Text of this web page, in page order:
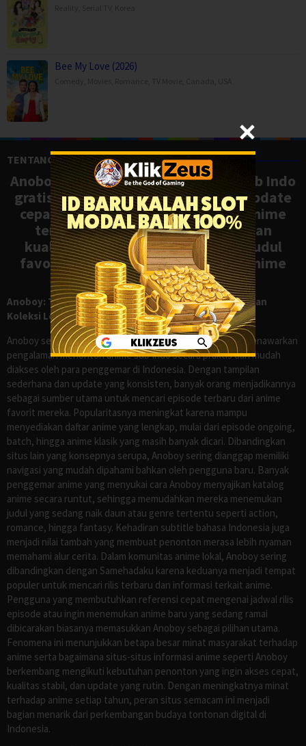
Bee My Love (2026)
TENTANG ANOBOY
Anoboy adalah situs nonton anime sub Indo
gratis dengan koleksi lengkap dan update
cepat, mirip Samehadaku. Tonton anime
terbaru, ongoing, dan batch dengan
kualitas HD tanpa ribet. Temukan judul
favoritmu dan nikmati streaming anime
terbaik kapan saja.
Anoboy: Tempat Nonton Anime Sub Indo Gratis dengan
Koleksi Lengkap seperti Samehadaku
Anoboy sejak lama dikenal sebagai salah satu situs yang menawarkan
pengalaman menonton anime sub Indo secara praktis dan mudah
diakses oleh para penggemar di Indonesia. Dengan tampilan
sederhana dan update yang konsisten, banyak orang menjadikannya
sebagai sumber utama untuk mencari episode terbaru dari anime
favorit mereka. Popularitasnya meningkat karena mampu
menyediakan daftar anime yang lengkap, mulai dari episode ongoing,
batch, hingga anime klasik yang masih banyak dicari. Dibandingkan
situs lain yang konsepnya serupa, Anoboy sering dianggap memiliki
navigasi yang mudah dipahami bahkan oleh pengguna baru. Banyak
penggemar anime yang menyukai cara Anoboy menyajikan katalog
anime secara runtut, sehingga memudahkan mereka menemukan
judul yang sedang naik daun atau genre tertentu seperti action,
romance, hingga fantasy. Kehadiran subtitle bahasa Indonesia juga
menjadi nilai tambah yang membuat penonton merasa lebih nyaman
memahami alur cerita. Dalam komunitas anime lokal, Anoboy sering
dibandingkan dengan Samehadaku karena keduanya menjadi tempat
populer untuk mencari rilis terbaru dan informasi terkait anime.
Pengguna yang membutuhkan referensi cepat mengenai jadwal rilis
episode atau ingin menemukan anime baru yang sedang ramai
dibicarakan biasanya memasukkan Anoboy sebagai pilihan utama.
Fenomena ini menunjukkan betapa besar minat masyarakat terhadap
anime serta bagaimana situs-situs informasi anime seperti Anoboy
berkembang mengikuti kebutuhan penonton yang ingin akses cepat,
kualitas stabil, dan update yang rutin. Dengan meningkatnya minat
terhadap anime setiap tahun, peran situs semacam ini menjadi
bagian menarik dari perkembangan budaya tontonan digital di
Indonesia.